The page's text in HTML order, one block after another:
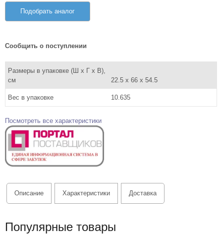
Подобрать аналог
Сообщить о поступлении
Размеры в упаковке (Ш x Г x В),
см
22.5 x 66 x 54.5
Вес в упаковке 10.635
Посмотреть все характеристики
Описание Характеристики Доставка
Популярные товары